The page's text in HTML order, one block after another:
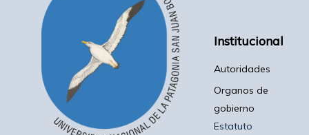
Institucional
Autoridades
Organos de
gobierno
Estatuto